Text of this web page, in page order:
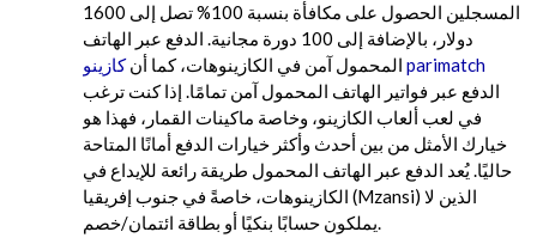
المسجلين الحصول على مكافأة بنسبة 100% تصل إلى 1600
دولار، بالإضافة إلى 100 دورة مجانية.
الدفع عبر الهاتف
المحمول آمن في الكازينوهات، كما أن كازينو parimatch
الدفع عبر فواتير الهاتف المحمول آمن تمامًا. إذا كنت ترغب
في لعب ألعاب الكازينو، وخاصة ماكينات القمار، فهذا هو
خيارك الأمثل من بين أحدث وأكثر خيارات الدفع أمانًا المتاحة
حاليًا. يُعد الدفع عبر الهاتف المحمول طريقة رائعة للإيداع في
الكازينوهات، خاصةً في جنوب إفريقيا (Mzansi) الذين لا
يملكون حسابًا بنكيًا أو بطاقة ائتمان/خصم.